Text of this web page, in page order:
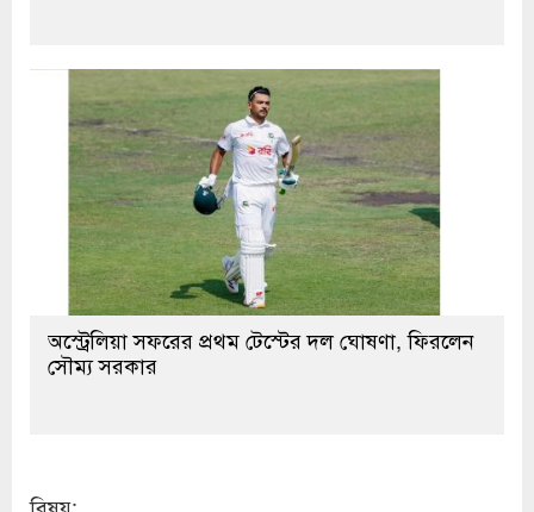
অস্ট্রেলিয়া সফরের প্রথম টেস্টের দল ঘোষণা, ফিরলেন
সৌম্য সরকার